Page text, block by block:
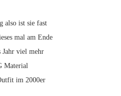
also ist sie fast
mal am Ende
Jahr viel mehr
Material
im 2000er